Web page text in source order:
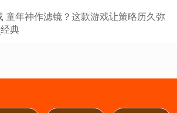
童年神作滤镜？这款游戏让策略历久弥
典